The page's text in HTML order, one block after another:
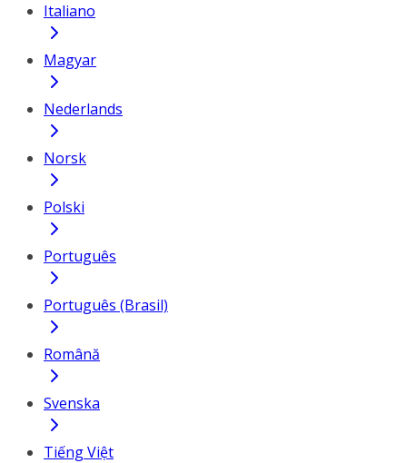
Italiano
Magyar
Nederlands
Norsk
Polski
Português
Português (Brasil)
Română
Svenska
Tiếng Việt